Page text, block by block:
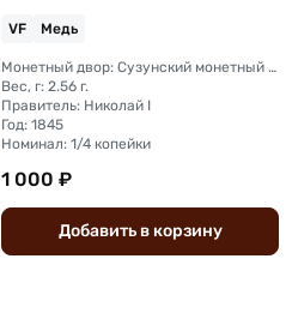
VF Медь
Монетный двор: Сузунский монетный двор (Сибирь)
Вес, г: 2.56 г.
Правитель: Николай I
Год: 1845
Номинал: 1/4 копейки
1 000 ₽
Добавить вкорзину